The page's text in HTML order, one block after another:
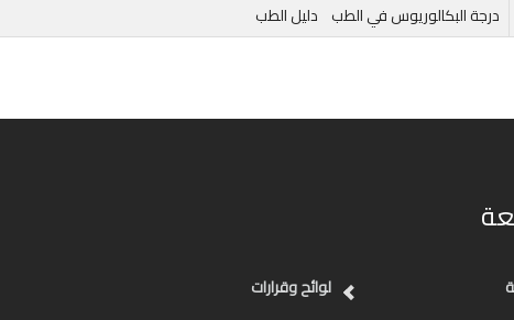
درجة البكالوريوس في الطب دليل الطب
لوائح وقرارات